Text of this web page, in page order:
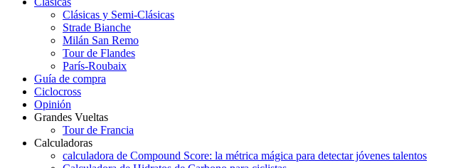
Clásicas y Semi-Clásicas
Strade Bianche
Milán San Remo
Tour de Flandes
París-Roubaix
Guía de compra
Ciclocross
Opinión
Grandes Vueltas
Tour de Francia
Calculadoras
calculadora de Compound Score: la métrica mágica para detectar jóvenes talentos